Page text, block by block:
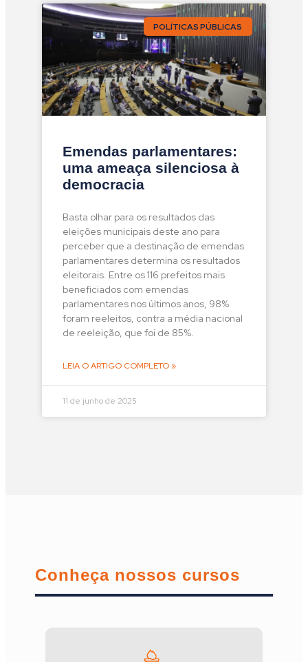
POLÍTICAS PÚBLICAS
Emendas parlamentares:
uma ameaça silenciosa à
democracia
Basta olhar para os resultados das
eleições municipais deste ano para
perceber que a destinação de emendas
parlamentares determina os resultados
eleitorais. Entre os 116 prefeitos mais
beneficiados com emendas
parlamentares nos últimos anos, 98%
foram reeleitos, contra a média nacional
de reeleição, que foi de 85%.
LEIA O ARTIGO COMPLETO »
11 de junho de 2025
Conheça nossos cursos